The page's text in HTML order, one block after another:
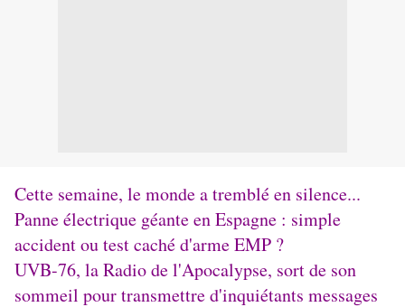
Cette semaine, le monde a tremblé en silence...
Panne électrique géante en Espagne : simple
accident ou test caché d'arme EMP ?
UVB-76, la Radio de l'Apocalypse, sort de son
sommeil pour transmettre d'inquiétants messages